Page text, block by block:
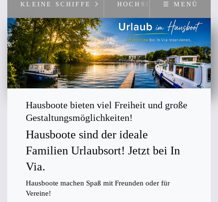
KLEINE SCHIFFE HOCHSEE ☰ MENÜ
Hausboote bieten viel Freiheit und große
Gestaltungsmöglichkeiten!
Hausboote sind der ideale
Familien Urlaubsort! Jetzt bei In
Via.
Hausboote machen Spaß mit Freunden oder für
Vereine!